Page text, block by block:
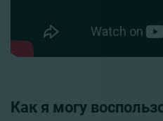
Как я могу